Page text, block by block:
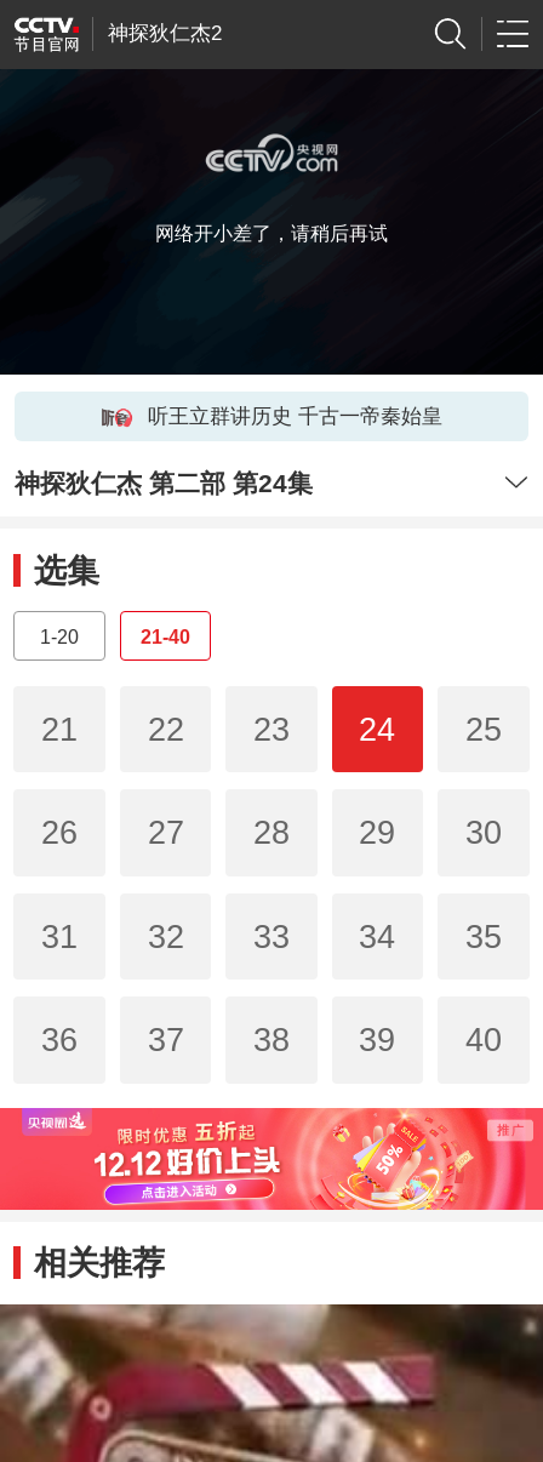
神探狄仁杰2
网络开小差了，请稍后再试
听王立群讲历史 千古一帝秦始皇
神探狄仁杰 第二部 第24集
选集
1-20 21-40
21 22 23 24 25
26 27 28 29 30
31 32 33 34 35
36 37 38 39 40
相关推荐